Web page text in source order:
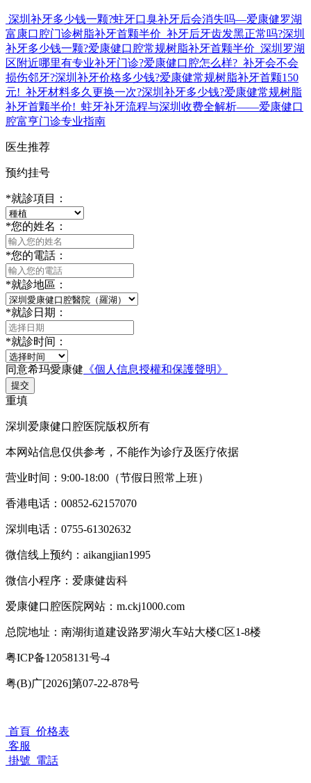
深圳补牙多少钱一颗?蛀牙口臭补牙后会消失吗—爱康健罗湖
富康口腔门诊树脂补牙首颗半价 补牙后牙齿发黑正常吗?深圳
补牙多少钱一颗?爱康健口腔常规树脂补牙首颗半价 深圳罗湖
区附近哪里有专业补牙门诊?爱康健口腔怎么样? 补牙会不会
损伤邻牙?深圳补牙价格多少钱?爱康健常规树脂补牙首颗150
元! 补牙材料多久更换一次?深圳补牙多少钱?爱康健常规树脂
补牙首颗半价! 蛀牙补牙流程与深圳收费全解析——爱康健口
腔富亨门诊专业指南
医生推荐
预约挂号
*就診項目：
*您的姓名：
*您的電話：
*就診地區：
*就診日期：
*就診时间：
同意希玛愛康健 《個人信息授權和保護聲明》
提交
重填
深圳爱康健口腔医院版权所有
本网站信息仅供参考，不能作为诊疗及医疗依据
营业时间：9:00-18:00（节假日照常上班）
香港电话：00852-62157070
深圳电话：0755-61302632
微信线上预约：aikangjian1995
微信小程序：爱康健齿科
爱康健口腔医院网站：m.ckj1000.com
总院地址：南湖街道建设路罗湖火车站大楼C区1-8楼
粤ICP备12058131号-4
粤(B)广[2026]第07-22-878号
首頁 价格表
客服
掛號 電話